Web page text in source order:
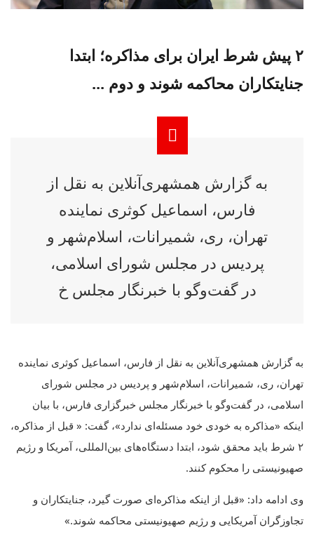
۲ پیش شرط ایران برای مذاکره؛ ابتدا
جنایتکاران محاکمه شوند و دوم ...
به گزارش همشهری‌آنلاین به نقل از
فارس، اسماعیل کوثری نماینده
تهران، ری، شمیرانات، اسلام‌شهر و
پردیس در مجلس شورای اسلامی،
در گفت‌وگو با خبرنگار مجلس خ
به گزارش همشهری‌آنلاین به نقل از فارس، اسماعیل کوثری نماینده
تهران، ری، شمیرانات، اسلام‌شهر و پردیس در مجلس شورای
اسلامی، در گفت‌وگو با خبرنگار مجلس خبرگزاری فارس، با بیان
اینکه «مذاکره به خودی خود مسئله‌ای ندارد»، گفت: « قبل از مذاکره،
٢ شرط باید محقق شود، ابتدا دستگاه‌های بین‌المللی، آمریکا و رژیم
صهیونیستی را محکوم کنند.
وی ادامه داد: «قبل از اینکه مذاکره‌ای صورت گیرد، جنایتکاران و
تجاوزگران آمریکایی و رژیم صهیونیستی محاکمه شوند.»